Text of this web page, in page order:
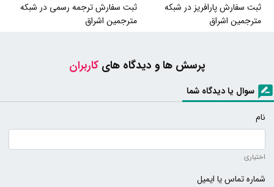
ثبت سفارش پارافریز در شبکه
مترجمین اشراق
ثبت سفارش ترجمه رسمی در شبکه
مترجمین اشراق
پرسش ها و دیدگاه هایکاربران
سوال یا دیدگاه شما
نام
اختیاری
شماره تماس یا ایمیل